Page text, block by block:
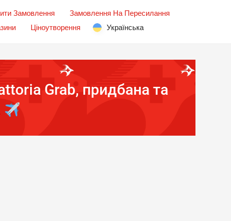
Замовлення
Замовлення На Пересилання
Ціноутворення Українська
Grab, придбана та